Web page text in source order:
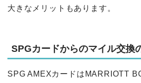
大きなメリットもあります。
SPGカードからのマイル交換
SPG AMEXカードはMARRIOTT